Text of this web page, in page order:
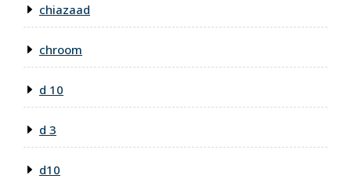
chiazaad
chroom
d 10
d 3
d10